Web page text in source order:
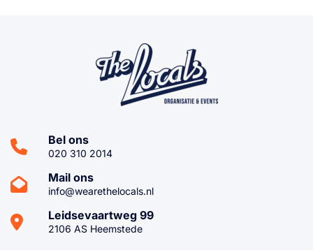
Bel ons
020 310 2014
Mail ons
info@wearethelocals.nl
Leidsevaartweg 99
2106 AS Heemstede